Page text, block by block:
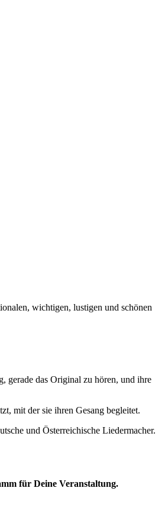
wichtigen, lustigen und schönen
gerade das Original zu hören, und ihre
mit der sie ihren Gesang begleitet.
und Österreichische Liedermacher.
für Deine Veranstaltung.